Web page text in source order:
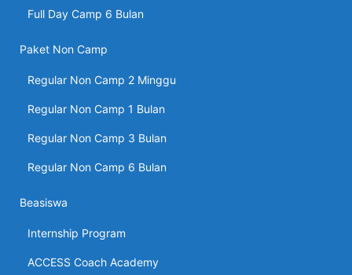
Full Day Camp 6 Bulan
Paket Non Camp
Regular Non Camp 2 Minggu
Regular Non Camp 1 Bulan
Regular Non Camp 3 Bulan
Regular Non Camp 6 Bulan
Beasiswa
Internship Program
ACCESS Coach Academy